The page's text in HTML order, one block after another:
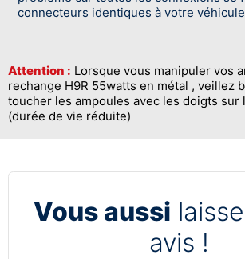
connecteurs identiques à votre véhicule
Attention : Lorsque vous manipuler vos
rechange H9R 55watts en métal , veillez
toucher les ampoules avec les doigts sur
(durée de vie réduite)
Vous aussi
avis !